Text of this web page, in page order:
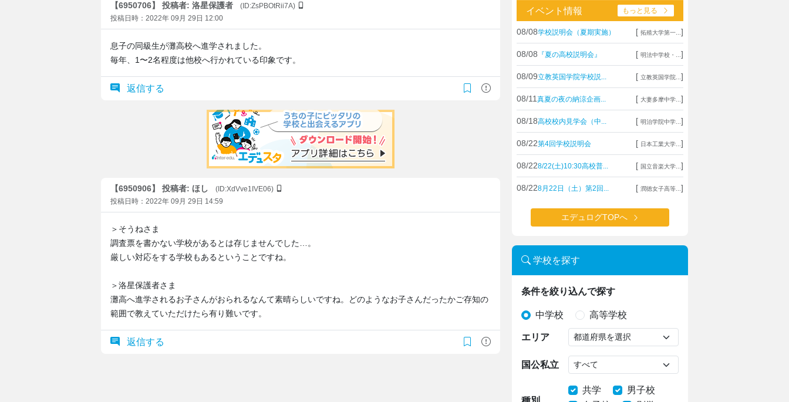
【6950706】 投稿者: 洛星保護者
(ID:ZsPBOtRii7A)
投稿日時：2022年 09月 29日 12:00
息子の同級生が灘高校へ進学されました。
毎年、1〜2名程度は他校へ行かれている印象です。
返信する
【6950906】 投稿者: ほし
(ID:XdVve1IVE06)
投稿日時：2022年 09月 29日 14:59
＞そうねさま
調査票を書かない学校があるとは存じませんでした…。
厳しい対応をする学校もあるということですね。
＞洛星保護者さま
灘高へ進学されるお子さんがおられるなんて素晴らしいですね。どのようなお子さんだったかご存知の
範囲で教えていただけたら有り難いです。
返信する
イベント情報 もっと見る
08/08学校説明会（夏期実施） [ 拓殖大学第一... ]
08/08 『夏の高校説明会』 [ 明法中学校・... ]
08/09立教英国学院学校説... [ 立教英国学院... ]
08/11 真夏の夜の納涼企画... [ 大妻多摩中学... ]
08/18高校校内見学会（中... [ 明治学院中学... ]
08/22第4回学校説明会 [ 日本工業大学... ]
08/228/22(土)10:30高校普... [ 国立音楽大学... ]
08/228月22日（土）第2回... [ 潤徳女子高等... ]
エデュログTOPへ
学校を探す
条件を絞り込んで探す
中学校 高等学校
エリア
国公私立
共学
男子校